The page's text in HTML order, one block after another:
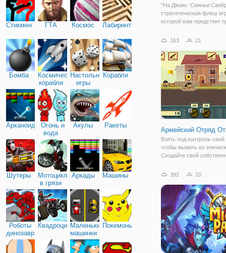
Стикмен ГТА Космос Лабиринты
Бомба
Космические
корабли
Настольные
игры
Корабли
Арканоид
Огонь и
вода
Акулы Ракеты
Шутеры
Мотоциклы
в грязи
Аркады Машины
Роботы
динозавры
КвадроциклыМаленькие
машинки
Покемоны
"На Двоих: Свиньи
стратегическая флеш
которой вам предстоит
битве. В данной игре вы
им победить в битве
163 21
Армейский Отряд
Взять под контроль
чтобы выжить из
Создайте свой
захватить день.
392 10